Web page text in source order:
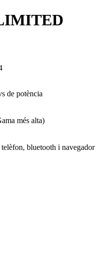
de potència
més alta)
bluetooth i navegador